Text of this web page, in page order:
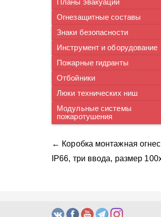
Планы эвакуации
Огнезащитные составы
Знаки безопасности
Инструмент и оборудование
Пожарные гидранты
Отбойники
Люки технических ниш
Модульные системы
пожаротушения
← Коробка монтажная
IP66, три ввода, размер